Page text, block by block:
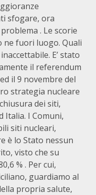
sfogare, ora
. Le scorie
ne fuori luogo. Quali
E’ stato
il referendum
il 9 novembre del
strategia nucleare
dei siti,
Italia. I Comuni,
siti nucleari,
è lo Stato nessun
visto che su
% . Per cui,
guardiamo al
propria salute,